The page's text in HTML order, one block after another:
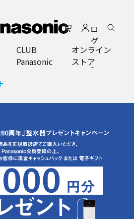
ロ
グ
イ
ン
CLUB
Panasonic
オンライン
ストア